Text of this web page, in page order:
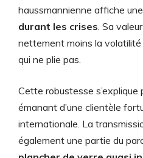
haussmannienne affiche une
durant les crises. Sa
nettement moins la volatilité
qui ne plie pas.
Cette robustesse s’explique
émanant d’une clientèle
internationale. La
également une partie du